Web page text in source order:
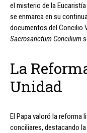
el misterio de la
se enmarca en su
documentos del Concilio
Sacrosanctum Concilium
La
Unidad
El Papa valoró la reforma
conciliares, destacando